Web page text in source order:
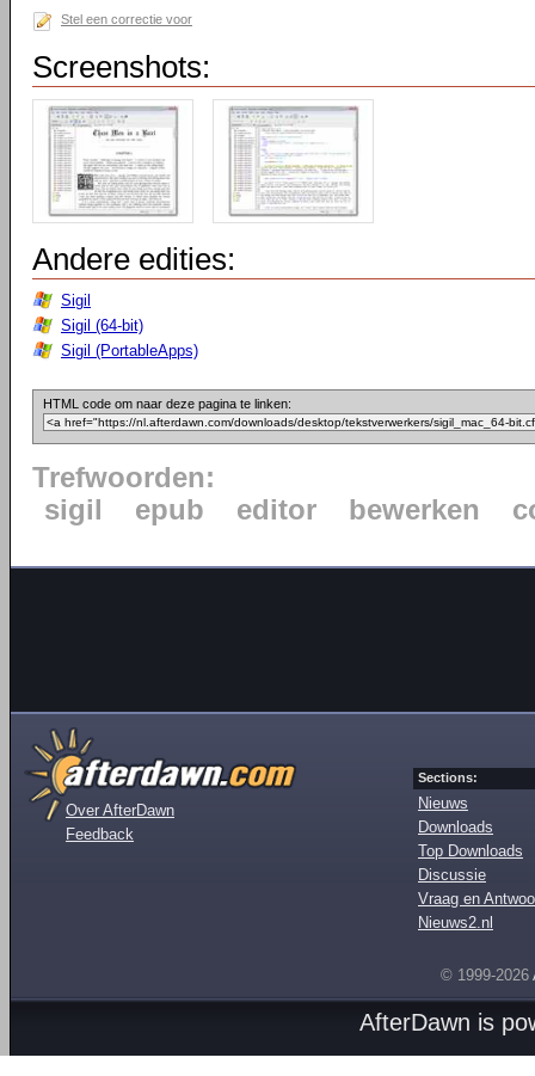
Stel een correctie voor
Screenshots:
Andere edities:
Sigil
Sigil (64-bit)
Sigil (PortableApps)
HTML code om naar deze pagina te linken:
Trefwoorden:
sigil
epub editor bewerken
Over AfterDawn
Feedback
Sections:
Nieuws
Downloads
Top Downloads
Discussie
Vraag en
Nieuws2.nl
© 1999-2026
AfterDawn is